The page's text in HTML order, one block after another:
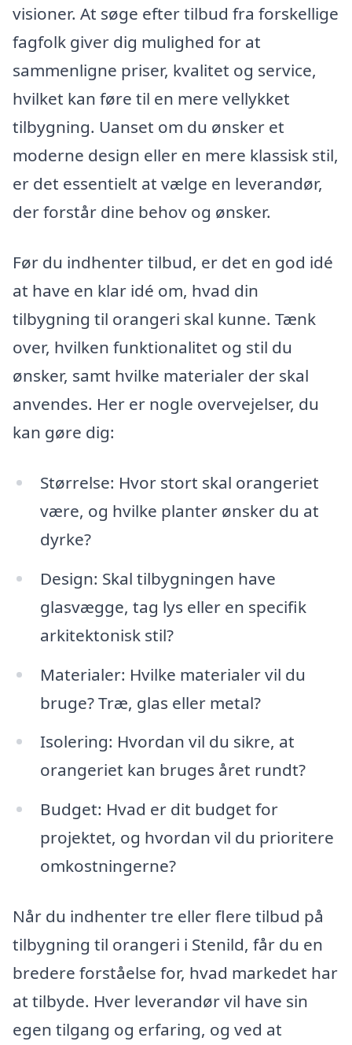
visioner. At søge efter tilbud fra forskellige
fagfolk giver dig mulighed for at
sammenligne priser, kvalitet og service,
hvilket kan føre til en mere vellykket
tilbygning. Uanset om du ønsker et
moderne design eller en mere klassisk stil,
er det essentielt at vælge en leverandør,
der forstår dine behov og ønsker.
Før du indhenter tilbud, er det en god idé
at have en klar idé om, hvad din
tilbygning til orangeri skal kunne. Tænk
over, hvilken funktionalitet og stil du
ønsker, samt hvilke materialer der skal
anvendes. Her er nogle overvejelser, du
kan gøre dig:
Størrelse: Hvor stort skal orangeriet
være, og hvilke planter ønsker du at
dyrke?
Design: Skal tilbygningen have
glasvægge, tag lys eller en specifik
arkitektonisk stil?
Materialer: Hvilke materialer vil du
bruge? Træ, glas eller metal?
Isolering: Hvordan vil du sikre, at
orangeriet kan bruges året rundt?
Budget: Hvad er dit budget for
projektet, og hvordan vil du prioritere
omkostningerne?
Når du indhenter tre eller flere tilbud på
tilbygning til orangeri i Stenild, får du en
bredere forståelse for, hvad markedet har
at tilbyde. Hver leverandør vil have sin
egen tilgang og erfaring, og ved at